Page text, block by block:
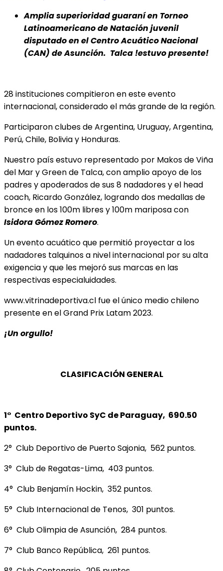
Amplia superioridad guaraní en Torneo
Latinoamericano de Natación juvenil
disputado en el Centro Acuático Nacional
(CAN) de Asunción. Talca !estuvo presente!
28 instituciones compitieron en este evento
internacional, considerado el más grande de la región.
Participaron clubes de Argentina, Uruguay, Argentina,
Perú, Chile, Bolivia y Honduras.
Nuestro país estuvo representado por Makos de Viña
del Mar y Green de Talca, con amplio apoyo de los
padres y apoderados de sus 8 nadadores y el head
coach, Ricardo González, logrando dos medallas de
bronce en los 100m libres y 100m mariposa con
Isidora Gómez Romero.
Un evento acuático que permitió proyectar a los
nadadores talquinos a nivel internacional por su alta
exigencia y que les mejoró sus marcas en las
respectivas especialuidades.
www.vitrinadeportiva.cl fue el único medio chileno
presente en el Grand Prix Latam 2023.
¡Un orgullo!
CLASIFICACIÓN GENERAL
1° Centro Deportivo SyC de Paraguay, 690.50
puntos.
2° Club Deportivo de Puerto Sajonia, 562 puntos.
3° Club de Regatas-Lima, 403 puntos.
4° Club Benjamín Hockin, 352 puntos.
5° Club Internacional de Tenos, 301 puntos.
6° Club Olimpia de Asunción, 284 puntos.
7° Club Banco República, 261 puntos.